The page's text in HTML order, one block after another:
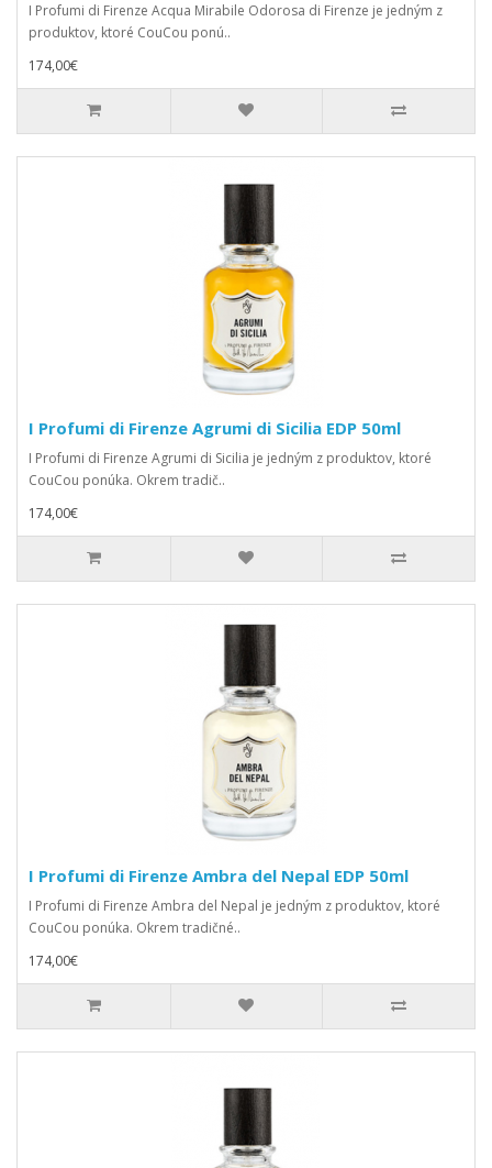
I Profumi di Firenze Acqua Mirabile Odorosa di Firenze je jedným z
produktov, ktoré CouCou ponú..
174,00€
I Profumi di Firenze Agrumi di Sicilia EDP 50ml
I Profumi di Firenze Agrumi di Sicilia je jedným z produktov, ktoré
CouCou ponúka. Okrem tradič..
174,00€
I Profumi di Firenze Ambra del Nepal EDP 50ml
I Profumi di Firenze Ambra del Nepal je jedným z produktov, ktoré
CouCou ponúka. Okrem tradičné..
174,00€